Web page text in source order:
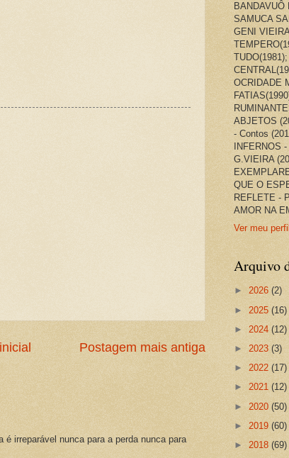
Postagem mais antiga
é irreparável nunca para a perda nunca para
BANDAVUÔ
SAMUCA
GENI
OCRIDADE
ABJETOS
- Contos
INFERNOS
G.VIEIRA
QUE O
REFLETE -
AMOR NA
Ver meu
Arquivo
► 2026 (2)
► 2025 (16)
► 2024 (12)
► 2023 (3)
► 2022 (17)
► 2021 (12)
► 2020 (50)
► 2019 (60)
► 2018 (69)